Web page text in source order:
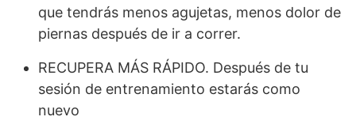
que tendrás menos agujetas, menos dolor de
piernas después de ir a correr.
RECUPERA MÁS RÁPIDO. Después de tu
sesión de entrenamiento estarás como
nuevo